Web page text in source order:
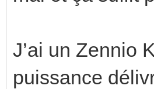
J’ai un Zennio
puissance